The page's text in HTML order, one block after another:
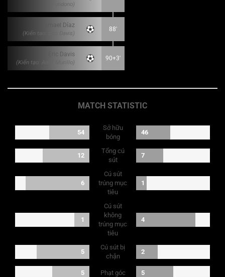
Londono)
Ismael Díaz
(Kiến tạo: Eric Davis)
88'
Eric Davis
(Kiến tạo: Amir Murillo)
90+3'
MATCH STATISTIC
54
Sở hữu
bóng
46
12
Tổng cú
sút
7
6
Cú sút
trúng mục
tiêu
1
1
Cú sút
không
trúng mục
tiêu
4
5
Cú sút bị
chặn
2
5 Phạt góc 5